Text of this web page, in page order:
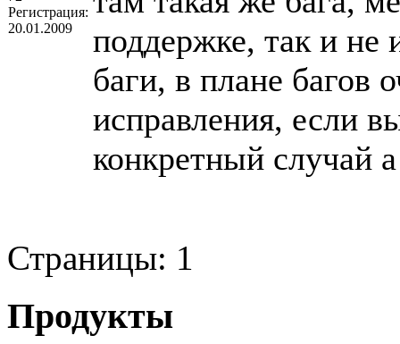
Регистрация:
20.01.2009
поддержке, так и не
баги, в плане багов
исправления, если
конкретный случай
Страницы: 1
Продукты